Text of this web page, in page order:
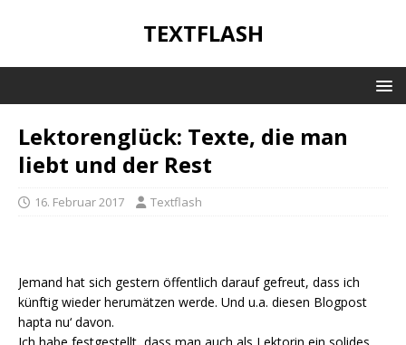
TEXTFLASH
Lektorenglück: Texte, die man
liebt und der Rest
16. Februar 2017 Textflash
Jemand hat sich gestern öffentlich darauf gefreut, dass ich
künftig wieder herumätzen werde. Und u.a. diesen Blogpost
hapta nu‘ davon.